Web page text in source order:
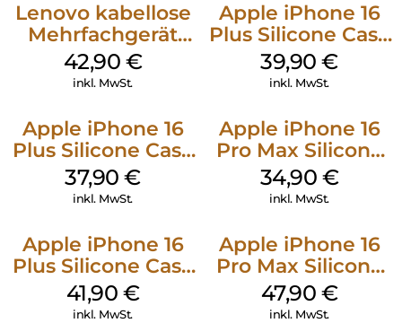
Lenovo kabellose
Mehrfachgerät
Luna Grey
42,90 €
inkl. MwSt.
Apple iPhone 16
Plus Silicone Case
MagSafe Plum
39,90€
inkl. MwSt.
Apple iPhone 16
Plus Silicone Case
MagSafe Lake
Green
37,90€
inkl. MwSt.
Apple iPhone 16
Pro Max Silicone
Case MagSafe
Denim
34,90 €
inkl. MwSt.
Apple iPhone 16
Plus Silicone Case
MagSafe Stone
Gray
41,90 €
inkl. MwSt.
Apple iPhone 16
Pro Max Silicone
Case MagSafe
Black
47,90 €
inkl. MwSt.